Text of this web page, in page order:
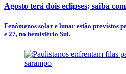
Agosto terá dois eclipses; saiba
Fenômenos solar e lunar estão previstos
e 27, no hemisfério Sul.